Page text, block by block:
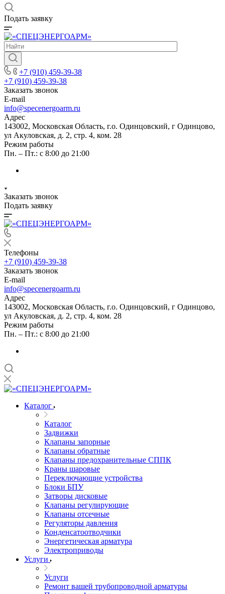
Подать заявку
+7 (910) 459-39-38
+7 (910) 459-39-38
Заказать звонок
E-mail
info@specenergoarm.ru
Адрес
143002, Московская Область, г.о. Одинцовский, г Одинцово,
ул Акуловская, д. 2, стр. 4, ком. 28
Режим работы
Пн. – Пт.: с 8:00 до 21:00
Заказать звонок
Подать заявку
Телефоны
+7 (910) 459-39-38
Заказать звонок
E-mail
info@specenergoarm.ru
Адрес
143002, Московская Область, г.о. Одинцовский, г Одинцово,
ул Акуловская, д. 2, стр. 4, ком. 28
Режим работы
Пн. – Пт.: с 8:00 до 21:00
Каталог
Каталог
Задвижки
Клапаны запорные
Клапаны обратные
Клапаны предохранительные СППК
Краны шаровые
Переключающие устройства
Блоки БПУ
Затворы дисковые
Клапаны регулирующие
Клапаны отсечные
Регуляторы давления
Конденсатоотводчики
Энергетическая арматура
Электроприводы
Услуги
Услуги
Ремонт вашей трубопроводной арматуры